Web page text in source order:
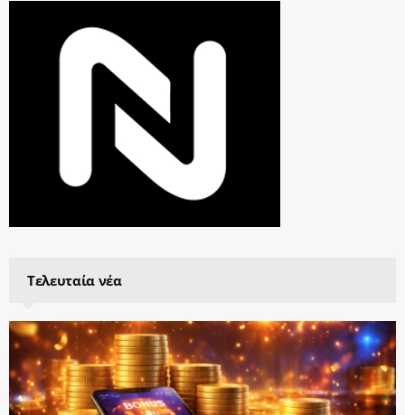
Τελευταία νέα